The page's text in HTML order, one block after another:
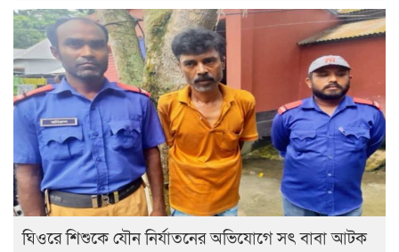
ঘিওরে শিশুকে যৌন নির্যাতনের অভিযোগে সৎ বাবা আটক